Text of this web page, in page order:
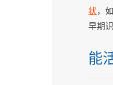
状，
早期
能